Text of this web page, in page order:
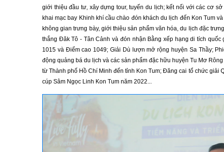
giới thiệu đầu tư, xây dựng tour, tuyến du lịch; kết nối với các cơ
khai mạc bay Khinh khí cầu chào đón khách du lịch đến Kon Tum
không gian trưng bày, giới thiệu sản phẩm văn hóa, du lịch đặc
thắng Đăk Tô - Tân Cảnh và đón nhận Bằng xếp hạng di tích
1015 và Điểm cao 1049; Giải Dù lượn mở rộng huyện Sa Thầy;
động quảng bá du lịch và các sản phẩm đặc hữu huyện Tu Mơ
từ Thành phố Hồ Chí Minh đến tỉnh Kon Tum; Đăng cai tổ chức giải
cúp Sâm Ngọc Linh Kon Tum năm 2022...